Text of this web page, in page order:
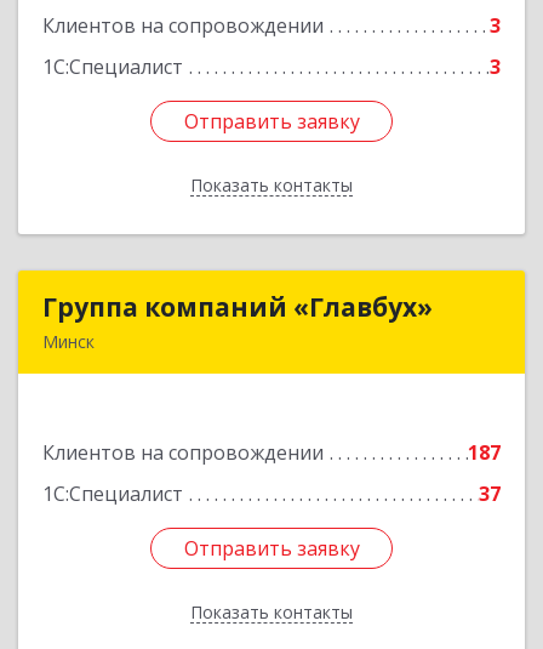
Клиентов на сопровождении
3
1С:Специалист
3
Отправить заявку
Показать контакты
Подробнее
Отправить заявку
Назад
Группа компаний «Главбух»
Минск
Клиентов на сопровождении
187
1С:Специалист
37
Отправить заявку
Показать контакты
Группа компаний «Главбух»
Отправить заявку
Назад